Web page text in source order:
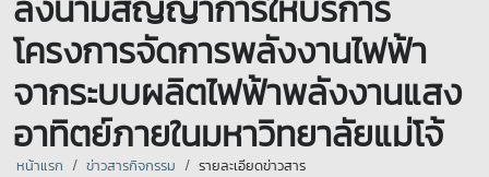
โครงการจัดการพลังงานไฟฟ้า
จากระบบผลิตไฟฟ้าพลังงานแสง
อาทิตย์ภายในมหาวิทยาลัยแม่โจ้
หน้าแรก ข่าวสารกิจกรรม รายละเอียดข่าวสาร